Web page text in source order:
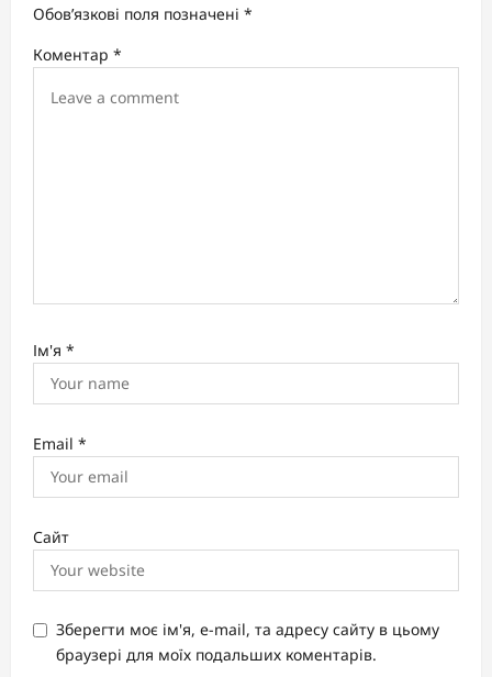
t
i
Обов’язкові поля позначені *
Коментар *
Ім'я *
Email *
Сайт
Зберегти моє ім'я, e-mail, та адресу сайту в цьому
браузері для моїх подальших коментарів.